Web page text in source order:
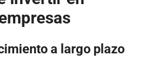
a largo plazo